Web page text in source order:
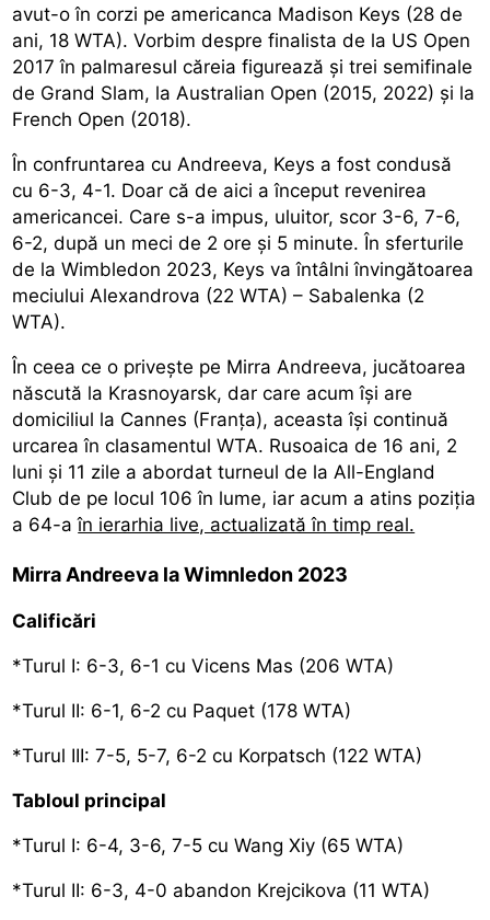
avut-o în corzi pe americanca Madison Keys (28 de
ani, 18 WTA). Vorbim despre finalista de la US Open
2017 în palmaresul căreia figurează și trei semifinale
de Grand Slam, la Australian Open (2015, 2022) și la
French Open (2018).
În confruntarea cu Andreeva, Keys a fost condusă
cu 6-3, 4-1. Doar că de aici a început revenirea
americancei. Care s-a impus, uluitor, scor 3-6, 7-6,
6-2, după un meci de 2 ore și 5 minute. În sferturile
de la Wimbledon 2023, Keys va întâlni învingătoarea
meciului Alexandrova (22 WTA) – Sabalenka (2
WTA).
În ceea ce o privește pe Mirra Andreeva, jucătoarea
născută la Krasnoyarsk, dar care acum își are
domiciliul la Cannes (Franța), aceasta își continuă
urcarea în clasamentul WTA. Rusoaica de 16 ani, 2
luni și 11 zile a abordat turneul de la All-England
Club de pe locul 106 în lume, iar acum a atins poziția
a 64-aîn ierarhia live, actualizată în timp real.
Mirra Andreeva la Wimnledon 2023
Calificări
*Turul I: 6-3, 6-1 cu Vicens Mas (206 WTA)
*Turul II: 6-1, 6-2 cu Paquet (178 WTA)
*Turul III: 7-5, 5-7, 6-2 cu Korpatsch (122 WTA)
Tabloul principal
*Turul I: 6-4, 3-6, 7-5 cu Wang Xiy (65 WTA)
*Turul II: 6-3, 4-0 abandon Krejcikova (11 WTA)